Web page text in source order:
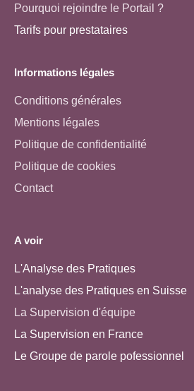
Pourquoi rejoindre le Portail ?
Tarifs pour prestataires
Informations légales
Conditions générales
Mentions légales
Politique de confidentialité
Politique de cookies
Contact
A voir
L'Analyse des Pratiques
L'analyse des Pratiques en Suisse
La Supervision d'équipe
La Supervision en France
Le Groupe de parole pofessionnel